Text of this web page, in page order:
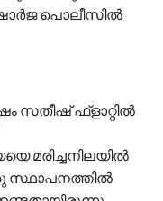
പൊലീസിൽ
സതീഷ് ഫ്‌ളാറ്റിൽ
മരിച്ചനിലയിൽ
സ്ഥാപനത്തിൽ